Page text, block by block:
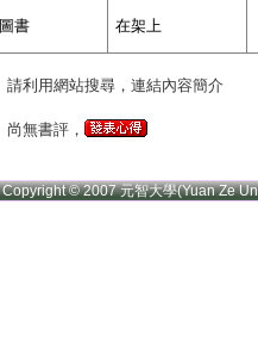
圖書 在架上
請利用網站搜尋，連結內容簡介
尚無書評，
Copyright © 2007 元智大學(Yuan Ze